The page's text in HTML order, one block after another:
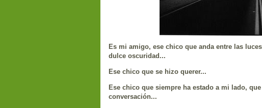
Es mi amigo, ese chico que anda entre las
dulce oscuridad...
Ese chico que se hizo querer...
Ese chico que siempre ha estado a mi lado,
conversación...